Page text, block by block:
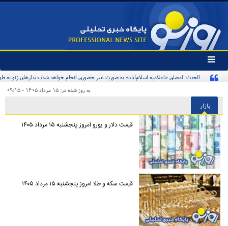
تغییر
وضعیت
منوی
ها
به روز شده در: ۱۵ مرداد ۱۴۰۵ - ۰۹:۱۵
بازار
قیمت دلار و یورو امروز پنجشنبه ۱۵ مرداد ۱۴۰۵
قیمت سکه و طلا امروز پنجشنبه ۱۵ مرداد ۱۴۰۵